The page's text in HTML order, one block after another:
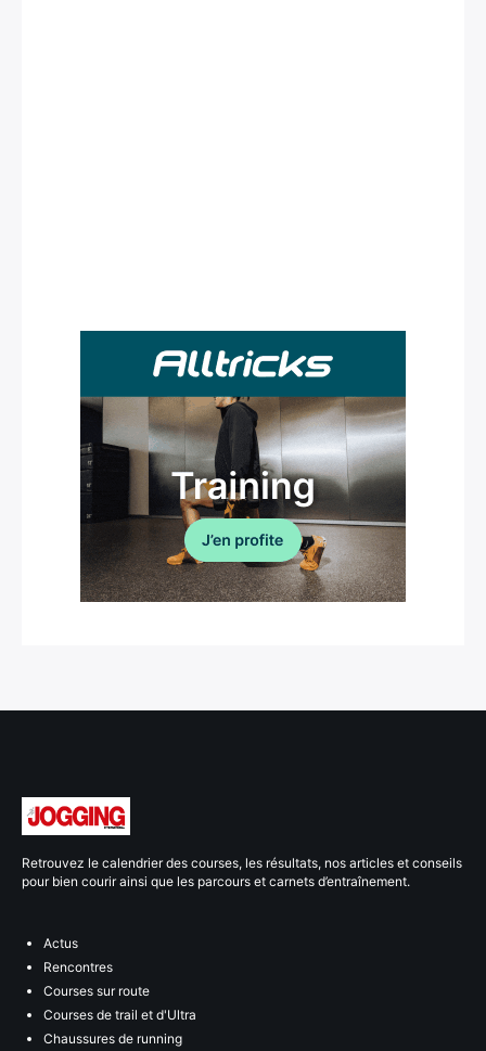
Retrouvez le calendrier des courses, les résultats, nos articles et conseils
pour bien courir ainsi que les parcours et carnets d’entraînement.
Actus
Rencontres
Courses sur route
Courses de trail et d'Ultra
Chaussures de running